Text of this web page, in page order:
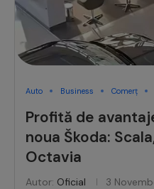
Auto Business Comerț
Profită de
noua Škoda:
Octavia
Autor: Oficial 3